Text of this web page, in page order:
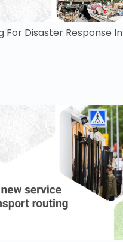
For Disaster Response In